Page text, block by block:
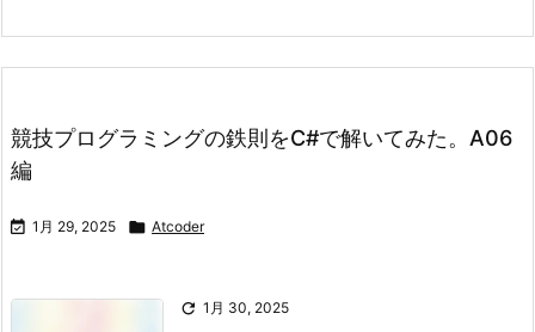
競技プログラミングの鉄則をC#で解いてみた。A06
編
 1月 29, 2025  Atcoder
 1月 30, 2025